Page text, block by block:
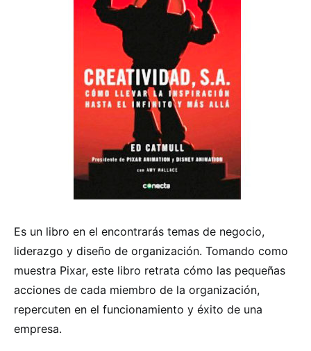
Es un libro en el encontrarás temas de negocio,
liderazgo y diseño de organización. Tomando como
muestra Pixar, este libro retrata cómo las pequeñas
acciones de cada miembro de la organización,
repercuten en el funcionamiento y éxito de una
empresa.